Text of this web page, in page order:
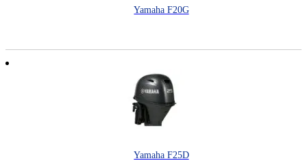
Yamaha F20G
Yamaha F25D